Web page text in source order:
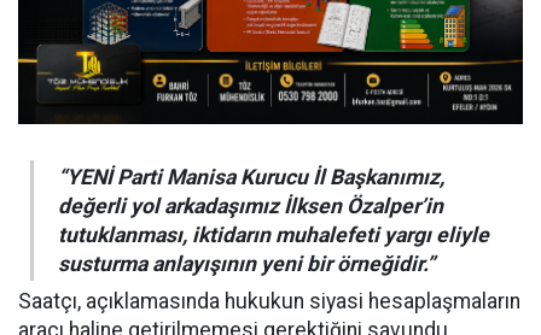
“YENİ Parti Manisa Kurucu İl Başkanımız,
değerli yol arkadaşımız İlksen Özalper’in
tutuklanması, iktidarın muhalefeti yargı eliyle
susturma anlayışının yeni bir örneğidir.”
Saatçı, açıklamasında hukukun siyasi hesaplaşmaların
aracı haline getirilmemesi gerektiğini savundu.